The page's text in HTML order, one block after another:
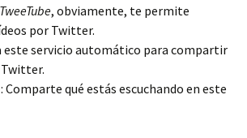
TweeTube, obviamente, te permite
por Twitter.
este servicio automático para compartir
: Comparte qué estás escuchando en este